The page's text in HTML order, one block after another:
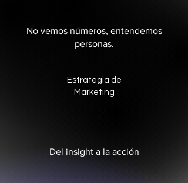
No vemos números, entendemos
personas.
Estrategia de
Marketing
Del insight a la acción